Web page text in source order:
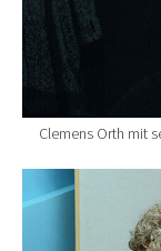
Clemens Orth mit
Show larger